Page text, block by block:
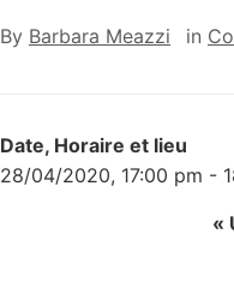
By Barbara Meazzi in
Date, Horaire et lieu
28/04/2020, 17:00 pm -
«